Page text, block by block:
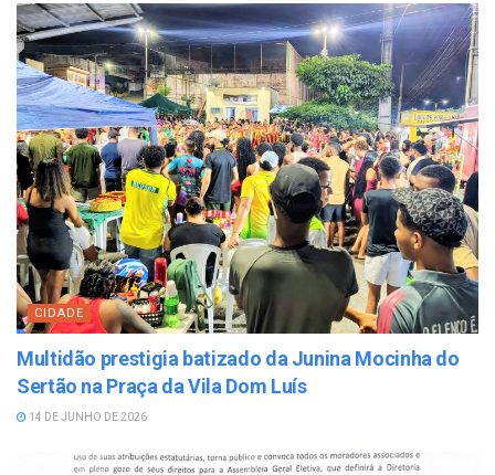
CIDADE
Multidão prestigia batizado da Junina Mocinha do
Sertão na Praça da Vila Dom Luís
14 DE JUNHO DE 2026